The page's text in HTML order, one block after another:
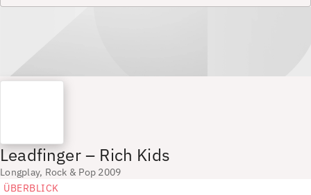
Leadfinger – Rich Kids
Longplay, Rock & Pop 2009
ÜBERBLICK